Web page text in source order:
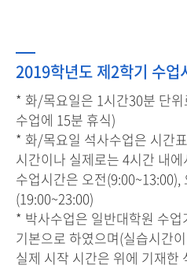
2019학년도 제2학기 수업
* 화/목요일은 1시간30분 단
수업에 15분 휴식)
* 화/목요일 석사수업은 시간
시간이나 실제로는 4시간 내
수업시간은 오전(9:00~13:00),
(19:00~23:00)
* 박사수업은 일반대학원 수
기본으로 하였으며(실습시간
실제 시작 시간은 위에 기재한